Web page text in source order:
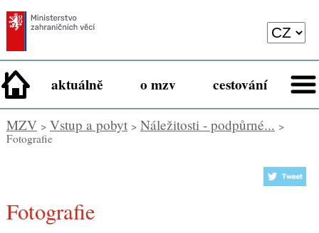
aktuálně o mzv cestování
MZV> Vstup a pobyt> Náležitosti - podpůrné... >
Fotografie
Fotografie